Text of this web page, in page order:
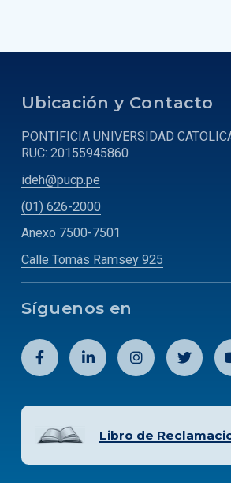
Ubicación y Contacto
PONTIFICIA UNIVERSIDAD
RUC: 20155945860
ideh@pucp.pe
(01) 626-2000
Anexo 7500-7501
Calle Tomás Ramsey 925
Síguenos en
Libro de